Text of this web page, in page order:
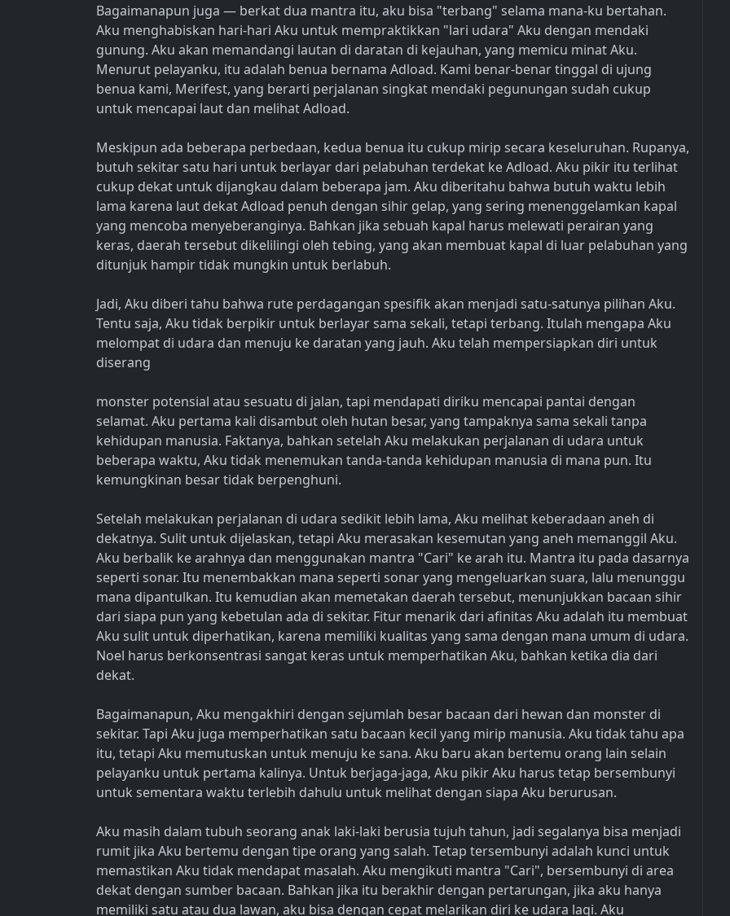
Bagaimanapun juga — berkat dua mantra itu, aku bisa "terbang" selama mana-ku bertahan.
Aku menghabiskan hari-hari Aku untuk mempraktikkan "lari udara" Aku dengan mendaki
gunung. Aku akan memandangi lautan di daratan di kejauhan, yang memicu minat Aku.
Menurut pelayanku, itu adalah benua bernama Adload. Kami benar-benar tinggal di ujung
benua kami, Merifest, yang berarti perjalanan singkat mendaki pegunungan sudah cukup
untuk mencapai laut dan melihat Adload.
Meskipun ada beberapa perbedaan, kedua benua itu cukup mirip secara keseluruhan. Rupanya,
butuh sekitar satu hari untuk berlayar dari pelabuhan terdekat ke Adload. Aku pikir itu terlihat
cukup dekat untuk dijangkau dalam beberapa jam. Aku diberitahu bahwa butuh waktu lebih
lama karena laut dekat Adload penuh dengan sihir gelap, yang sering menenggelamkan kapal
yang mencoba menyeberanginya. Bahkan jika sebuah kapal harus melewati perairan yang
keras, daerah tersebut dikelilingi oleh tebing, yang akan membuat kapal di luar pelabuhan yang
ditunjuk hampir tidak mungkin untuk berlabuh.
Jadi, Aku diberi tahu bahwa rute perdagangan spesifik akan menjadi satu-satunya pilihan Aku.
Tentu saja, Aku tidak berpikir untuk berlayar sama sekali, tetapi terbang. Itulah mengapa Aku
melompat di udara dan menuju ke daratan yang jauh. Aku telah mempersiapkan diri untuk
diserang
monster potensial atau sesuatu di jalan, tapi mendapati diriku mencapai pantai dengan
selamat. Aku pertama kali disambut oleh hutan besar, yang tampaknya sama sekali tanpa
kehidupan manusia. Faktanya, bahkan setelah Aku melakukan perjalanan di udara untuk
beberapa waktu, Aku tidak menemukan tanda-tanda kehidupan manusia di mana pun. Itu
kemungkinan besar tidak berpenghuni.
Setelah melakukan perjalanan di udara sedikit lebih lama, Aku melihat keberadaan aneh di
dekatnya. Sulit untuk dijelaskan, tetapi Aku merasakan kesemutan yang aneh memanggil Aku.
Aku berbalik ke arahnya dan menggunakan mantra "Cari" ke arah itu. Mantra itu pada dasarnya
seperti sonar. Itu menembakkan mana seperti sonar yang mengeluarkan suara, lalu menunggu
mana dipantulkan. Itu kemudian akan memetakan daerah tersebut, menunjukkan bacaan sihir
dari siapa pun yang kebetulan ada di sekitar. Fitur menarik dari afinitas Aku adalah itu membuat
Aku sulit untuk diperhatikan, karena memiliki kualitas yang sama dengan mana umum di udara.
Noel harus berkonsentrasi sangat keras untuk memperhatikan Aku, bahkan ketika dia dari
dekat.
Bagaimanapun, Aku mengakhiri dengan sejumlah besar bacaan dari hewan dan monster di
sekitar. Tapi Aku juga memperhatikan satu bacaan kecil yang mirip manusia. Aku tidak tahu apa
itu, tetapi Aku memutuskan untuk menuju ke sana. Aku baru akan bertemu orang lain selain
pelayanku untuk pertama kalinya. Untuk berjaga-jaga, Aku pikir Aku harus tetap bersembunyi
untuk sementara waktu terlebih dahulu untuk melihat dengan siapa Aku berurusan.
Aku masih dalam tubuh seorang anak laki-laki berusia tujuh tahun, jadi segalanya bisa menjadi
rumit jika Aku bertemu dengan tipe orang yang salah. Tetap tersembunyi adalah kunci untuk
memastikan Aku tidak mendapat masalah. Aku mengikuti mantra "Cari", bersembunyi di area
dekat dengan sumber bacaan. Bahkan jika itu berakhir dengan pertarungan, jika aku hanya
memiliki satu atau dua lawan, aku bisa dengan cepat melarikan diri ke udara lagi. Aku